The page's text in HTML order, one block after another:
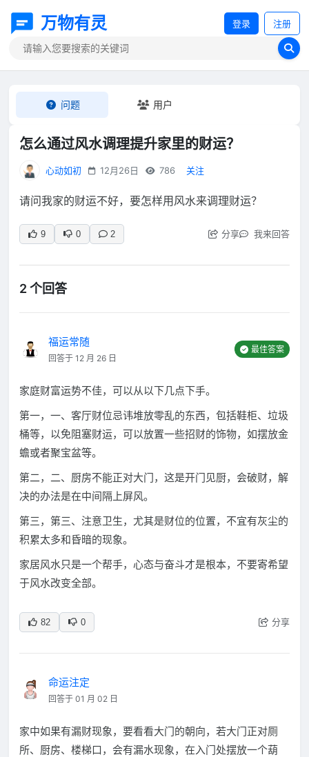
万物有灵 登录 注册
问题 用户
怎么通过风水调理提升家里的财运？
心动如初 12月26日 786 关注
请问我家的财运不好，要怎样用风水来调理财运？
9 0 2 分享 我来回答
2 个回答
福运常随
回答于 12 月 26 日
最佳答案
家庭财富运势不佳，可以从以下几点下手。
第一，一、客厅财位忌讳堆放零乱的东西，包括鞋柜、垃圾
桶等，以免阻塞财运，可以放置一些招财的饰物，如摆放金
蟾或者聚宝盆等。
第二，二、厨房不能正对大门，这是开门见厨，会破财，解
决的办法是在中间隔上屏风。
第三，第三、注意卫生，尤其是财位的位置，不宜有灰尘的
积累太多和昏暗的现象。
家居风水只是一个帮手，心态与奋斗才是根本，不要寄希望
于风水改变全部。
82 0 分享
命运注定
回答于 01 月 02 日
家中如果有漏财现象，要看看大门的朝向，若大门正对厕
所、厨房、楼梯口，会有漏水现象，在入门处摆放一个葫